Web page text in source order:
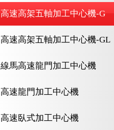
高速高架五軸加工中心機-G
高速高架五軸加工中心機-GL
線馬高速龍門加工中心機
高速龍門加工中心機
高速臥式加工中心機